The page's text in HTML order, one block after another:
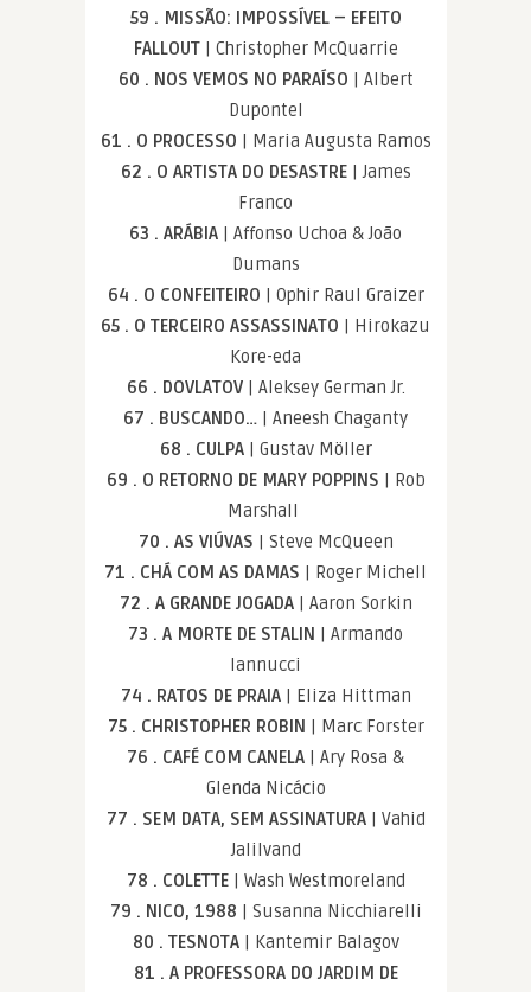
59 . MISSÃO: IMPOSSÍVEL – EFEITO
FALLOUT
| Christopher McQuarrie
60 . NOS VEMOS NO PARAÍSO
| Albert
Dupontel
61 . O PROCESSO
| Maria Augusta Ramos
62 . O ARTISTA DO DESASTRE
| James
Franco
63 . ARÁBIA
| Affonso Uchoa & João
Dumans
64 . O CONFEITEIRO
| Ophir Raul Graizer
65 . O TERCEIRO ASSASSINATO
| Hirokazu
Kore-eda
66 . DOVLATOV
| Aleksey German Jr.
67 . BUSCANDO…
| Aneesh Chaganty
68 . CULPA
| Gustav Möller
69 . O RETORNO DE MARY POPPINS
| Rob
Marshall
70 . AS VIÚVAS
| Steve McQueen
71 . CHÁ COM AS DAMAS
| Roger Michell
72 . A GRANDE JOGADA
| Aaron Sorkin
73 . A MORTE DE STALIN
| Armando
Iannucci
74 . RATOS DE PRAIA
| Eliza Hittman
75 . CHRISTOPHER ROBIN
| Marc Forster
76 . CAFÉ COM CANELA
| Ary Rosa &
Glenda Nicácio
77 . SEM DATA, SEM ASSINATURA
| Vahid
Jalilvand
78 . COLETTE
| Wash Westmoreland
79 . NICO, 1988
| Susanna Nicchiarelli
80 . TESNOTA
| Kantemir Balagov
81 . A PROFESSORA DO JARDIM DE